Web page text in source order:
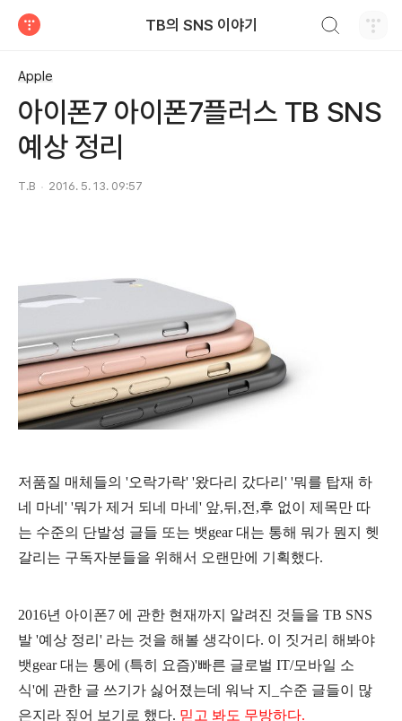
TB의 SNS 이야기
Apple
아이폰7 아이폰7플러스 TB SNS
예상 정리
T.B 2016. 5. 13. 09:57
저품질 매체들의 '오락가락' '왔다리 갔다리' '뭐를 탑재 하
네 마네' '뭐가 제거 되네 마네' 앞,뒤,전,후 없이 제목만 따
는 수준의 단발성 글들 또는 뱃gear 대는 통해 뭐가 뭔지 헷
갈리는 구독자분들을 위해서 오랜만에 기획했다.
2016년 아이폰7 에 관한 현재까지 알려진 것들을 TB SNS
발 '예상 정리' 라는 것을 해볼 생각이다. 이 짓거리 해봐야
뱃gear 대는 통에 (특히 요즘)'빠른 글로벌 IT/모바일 소
식'에 관한 글 쓰기가 싫어졌는데 워낙 지_수준 글들이 많
은지라 짚어 보기로 했다. 믿고 봐도 무방하다.